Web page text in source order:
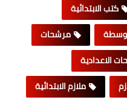
كتب الابتدائية
مرشحات
الاعدادية
ملازم الابتدائية